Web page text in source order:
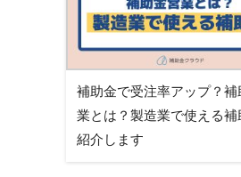
補助金で受注率アップ？補
業とは？製造業で使える補
紹介します